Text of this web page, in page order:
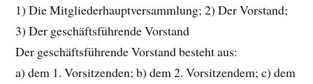
1) Die Mitgliederhauptversammlung; 2) Der Vorstand;
3) Der geschäftsführende Vorstand
Der geschäftsführende Vorstand besteht aus:
a) dem 1. Vorsitzenden; b) dem 2. Vorsitzendem; c) dem